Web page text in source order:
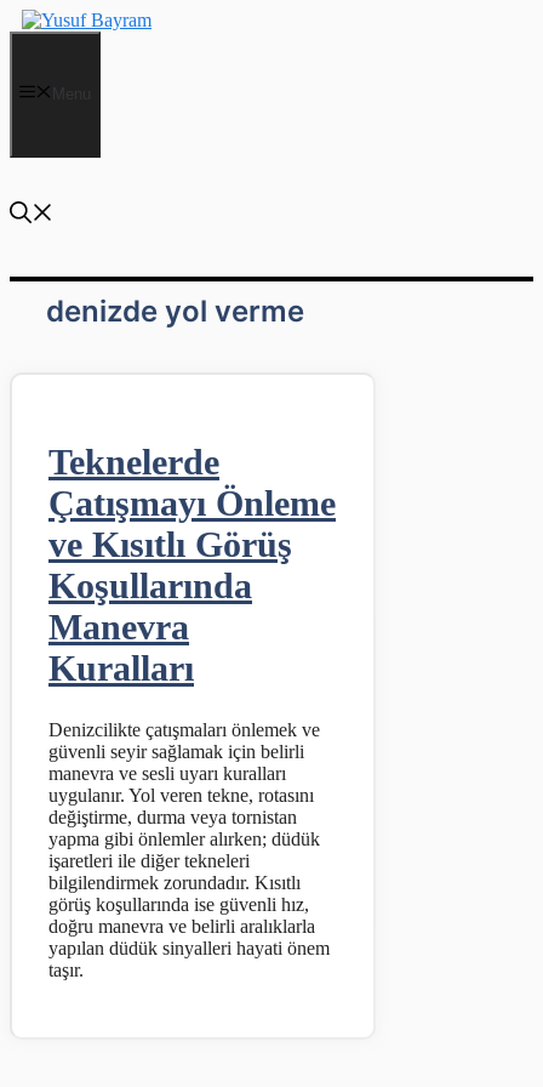
İçeriğe
atla
Menu
denizde yol verme
Teknelerde
Çatışmayı Önleme
ve Kısıtlı Görüş
Koşullarında
Manevra
Kuralları
Denizcilikte çatışmaları önlemek ve
güvenli seyir sağlamak için belirli
manevra ve sesli uyarı kuralları
uygulanır. Yol veren tekne, rotasını
değiştirme, durma veya tornistan
yapma gibi önlemler alırken; düdük
işaretleri ile diğer tekneleri
bilgilendirmek zorundadır. Kısıtlı
görüş koşullarında ise güvenli hız,
doğru manevra ve belirli aralıklarla
yapılan düdük sinyalleri hayati önem
taşır.